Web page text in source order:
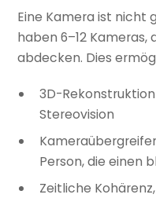
Eine Kamera ist nicht
haben 6–12 Kameras,
abdecken. Dies
3D-
Stereovision
Person, die einen
Zeitliche